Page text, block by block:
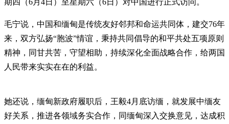
毛宁说，中国和缅甸是传统友好邻邦和命运共同体，建交76年
来，双方弘扬“胞波”情谊，秉持共同倡导的和平共处五项原则
精神，同甘共苦，守望相助，持续深化全面战略合作，给两国
人民带来实实在在的利益。
她还说，缅甸新政府履职后，王毅4月底访缅，就发展中缅友
好关系，推进各领域务实合作，同缅甸深入交换意见，达成积